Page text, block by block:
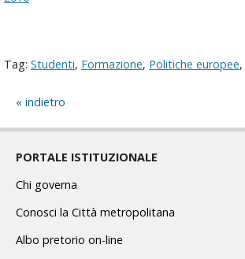
Tag: Studenti, Formazione, Politiche europee,
indietro
PORTALE ISTITUZIONALE
Chi governa
Conosci la Città metropolitana
Albo pretorio on-line